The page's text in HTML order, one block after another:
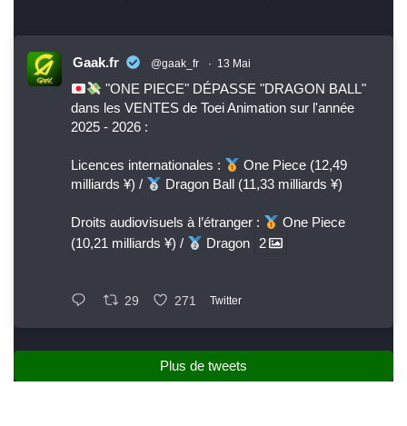
Gaak.fr @gaak_fr · 13 Mai
"ONE PIECE" DÉPASSE "DRAGON BALL"
dans les VENTES de Toei Animation sur l'année
2025 - 2026 :
Licences internationales :
One Piece (12,49
milliards ¥) /
Dragon Ball (11,33 milliards ¥)
Droits audiovisuels à l’étranger :
One Piece
(10,21 milliards ¥) /
Dragon 2
29 271 Twitter
Plus de tweets